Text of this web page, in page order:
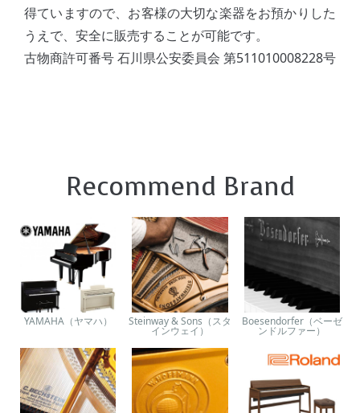
得ていますので、お客様の大切な楽器をお預かりした
うえで、安全に販売することが可能です。
古物商許可番号 石川県公安委員会 第511010008228号
Recommend Brand
YAMAHA（ヤマハ） Steinway & Sons（スタ
インウェイ）
Boesendorfer（ベーゼ
ンドルファー）